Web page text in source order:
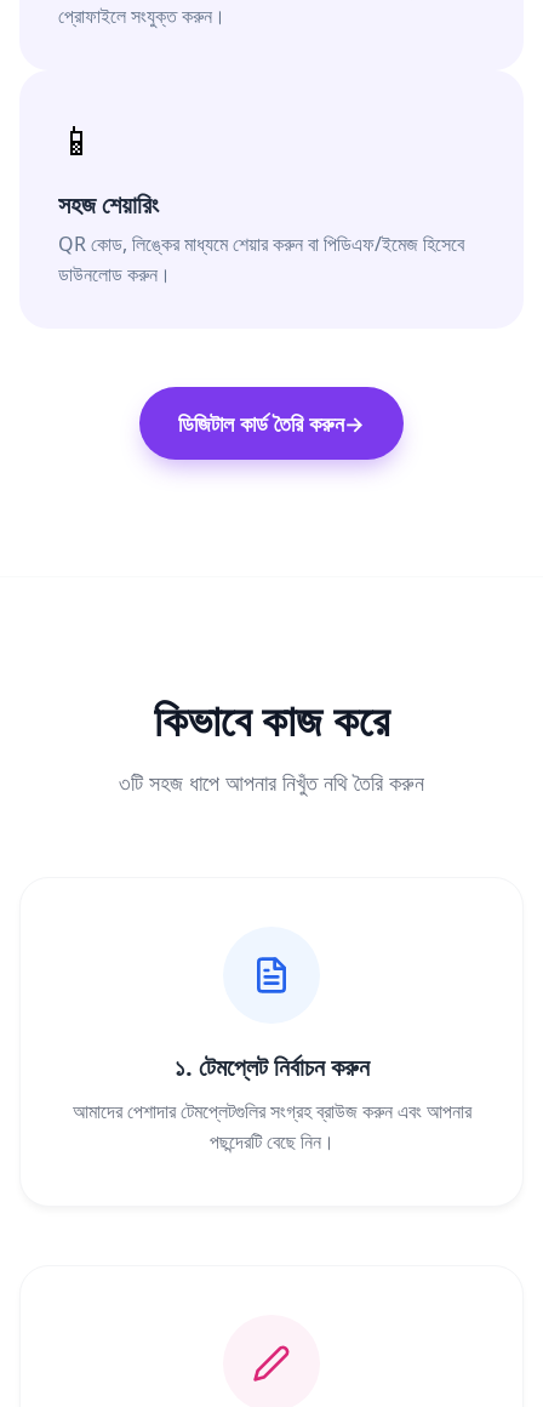
প্রোফাইলে সংযুক্ত করুন।
📱
সহজ শেয়ারিং
QR কোড, লিঙ্কের মাধ্যমে শেয়ার করুন বা পিডিএফ/ইমেজ হিসেবে
ডাউনলোড করুন।
ডিজিটাল কার্ড তৈরি করুন→
কিভাবে কাজ করে
৩টি সহজ ধাপে আপনার নিখুঁত নথি তৈরি করুন
১. টেমপ্লেট নির্বাচন করুন
আমাদের পেশাদার টেমপ্লেটগুলির সংগ্রহ ব্রাউজ করুন এবং আপনার
পছন্দেরটি বেছে নিন।